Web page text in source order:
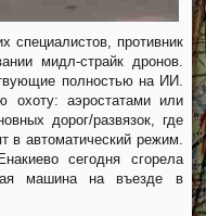
специалистов, противник
мидл-страйк дронов.
полностью на ИИ.
охоту: аэростатами или
дорог/развязок, где
в автоматический режим.
сегодня сгорела
машина на въезде в